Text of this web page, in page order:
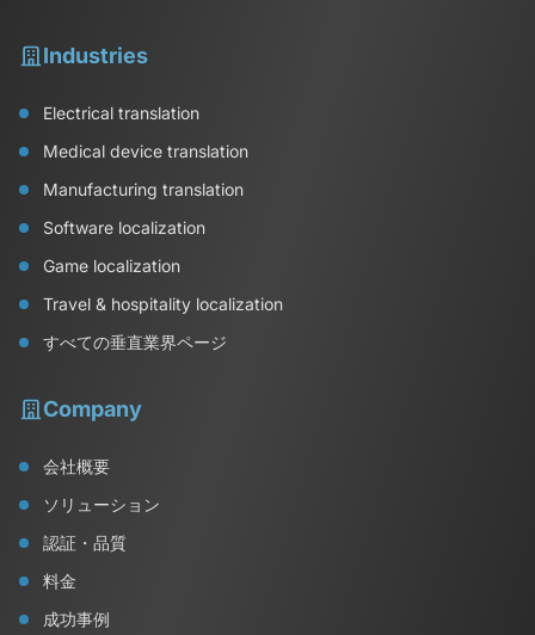
Industries
Electrical translation
Medical device translation
Manufacturing translation
Software localization
Game localization
Travel & hospitality localization
すべての垂直業界ページ
Company
会社概要
ソリューション
認証・品質
料金
成功事例